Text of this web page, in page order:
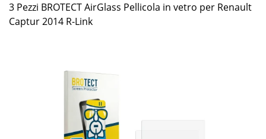
3 Pezzi BROTECT AirGlass Pellicola in vetro per Renault
Captur 2014 R-Link